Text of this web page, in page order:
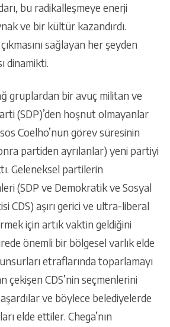
bu radikalleşmeye enerji
ve bir kültür kazandırdı.
sağlayan her şeyden
dinamikti.
gruplardan bir avuç militan ve
(SDP)’den hoşnut olmayanlar
Coelho’nun görev süresinin
partiden ayrılanlar) yeni partiyi
Geleneksel partilerin
(SDP ve Demokratik ve Sosyal
CDS) aşırı gerici ve ultra-liberal
için artık vaktin geldiğini
önemli bir bölgesel varlık elde
etraflarında toparlamayı
çekişen CDS’nin seçmenlerini
ve böylece belediyelerde
elde ettiler. Chega’nın